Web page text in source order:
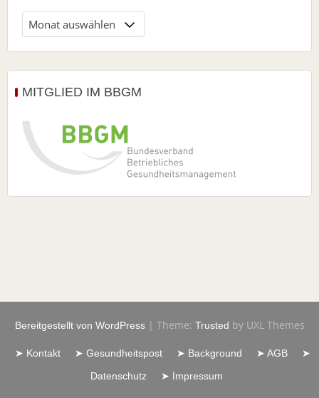
MITGLIED IM BBGM
Bereitgestellt von WordPress | Theme: Trusted by UXL Themes
➤ Kontakt ➤ Gesundheitspost ➤ Background ➤ AGB
➤
Datenschutz
➤ Impressum